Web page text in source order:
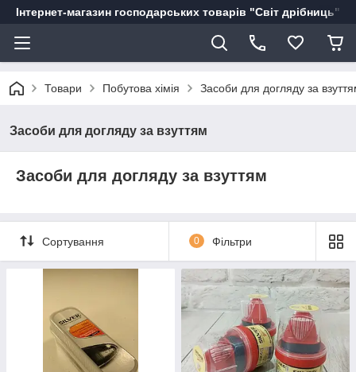
Інтернет-магазин господарських товарів "Світ дрібниць"
Товари Побутова хімія Засоби для догляду за
Засоби для догляду за взуттям
Засоби для догляду за взуттям
Сортування 0 Фільтри